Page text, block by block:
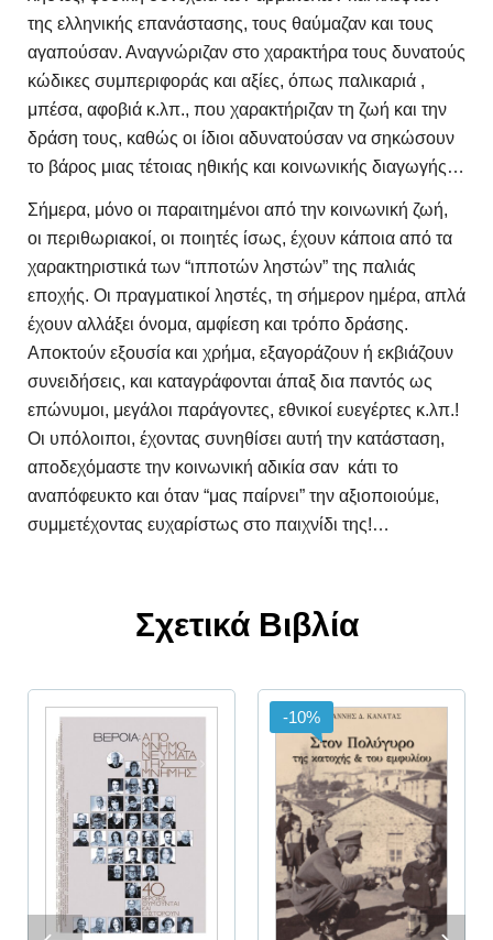
της ελληνικής επανάστασης, τους θαύμαζαν και τους
αγαπούσαν. Αναγνώριζαν στο χαρακτήρα τους δυνατούς
κώδικες συμπεριφοράς και αξίες, όπως παλικαριά ,
μπέσα, αφοβιά κ.λπ., που χαρακτήριζαν τη ζωή και την
δράση τους, καθώς οι ίδιοι αδυνατούσαν να σηκώσουν
το βάρος μιας τέτοιας ηθικής και κοινωνικής διαγωγής…
Σήμερα, μόνο οι παραιτημένοι από την κοινωνική ζωή,
οι περιθωριακοί, οι ποιητές ίσως, έχουν κάποια από τα
χαρακτηριστικά των “ιπποτών ληστών” της παλιάς
εποχής. Οι πραγματικοί ληστές, τη σήμερον ημέρα, απλά
έχουν αλλάξει όνομα, αμφίεση και τρόπο δράσης.
Αποκτούν εξουσία και χρήμα, εξαγοράζουν ή εκβιάζουν
συνειδήσεις, και καταγράφονται άπαξ δια παντός ως
επώνυμοι, μεγάλοι παράγοντες, εθνικοί ευεγέρτες κ.λπ.!
Οι υπόλοιποι, έχοντας συνηθίσει αυτή την κατάσταση,
αποδεχόμαστε την κοινωνική αδικία σαν κάτι το
αναπόφευκτο και όταν “μας παίρνει” την αξιοποιούμε,
συμμετέχοντας ευχαρίστως στο παιχνίδι της!…
Σχετικά Βιβλία
-10%